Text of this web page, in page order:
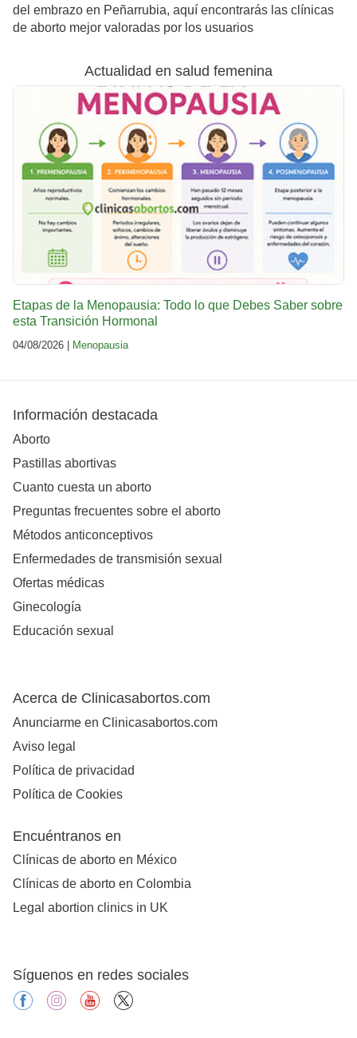
del embrazo en Peñarrubia, aquí encontrarás las clínicas
de aborto mejor valoradas por los usuarios
Actualidad en salud femenina
Etapas de la Menopausia: Todo lo que Debes Saber sobre
esta Transición Hormonal
04/08/2026 | Menopausia
Información destacada
Aborto
Pastillas abortivas
Cuanto cuesta un aborto
Preguntas frecuentes sobre el aborto
Métodos anticonceptivos
Enfermedades de transmisión sexual
Ofertas médicas
Ginecología
Educación sexual
Acerca de Clinicasabortos.com
Anunciarme en Clinicasabortos.com
Aviso legal
Política de privacidad
Política de Cookies
Encuéntranos en
Clínicas de aborto en México
Clínicas de aborto en Colombia
Legal abortion clinics in UK
Síguenos en redes sociales
facebookinstagramyoutube